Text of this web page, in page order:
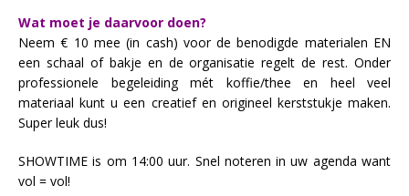
Wat moet je daarvoor doen?
Neem € 10 mee (in cash) voor de benodigde materialen EN
een schaal of bakje en de organisatie regelt de rest. Onder
professionele begeleiding mét koffie/thee en heel veel
materiaal kunt u een creatief en origineel kerststukje maken.
Super leuk dus!
SHOWTIME is om 14:00 uur. Snel noteren in uw agenda want
vol = vol!